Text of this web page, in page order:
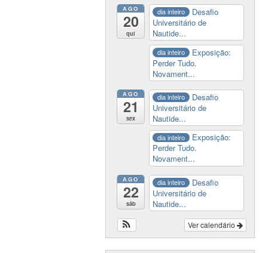
AGO
20
qui
dia inteiro
Desafio
Universitário de
Nautide...
dia inteiro
Exposição:
Perder Tudo.
Novament...
AGO
21
sex
dia inteiro
Desafio
Universitário de
Nautide...
dia inteiro
Exposição:
Perder Tudo.
Novament...
AGO
22
sáb
dia inteiro
Desafio
Universitário de
Nautide...
Ver calendário